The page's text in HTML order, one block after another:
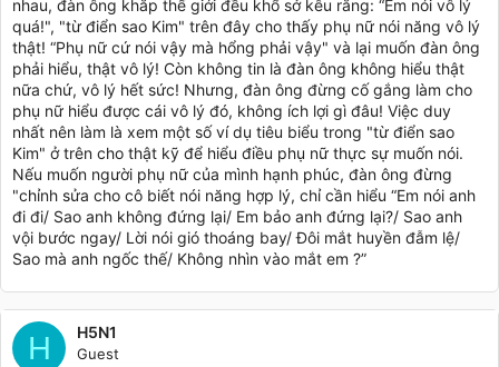
nhau, đàn ông khắp thế giới đều khổ sở kêu rằng: “Em nói vô lý
quá!", "từ điển sao Kim" trên đây cho thấy phụ nữ nói năng vô lý
thật! “Phụ nữ cứ nói vậy mà hổng phải vậy" và lại muốn đàn ông
phải hiểu, thật vô lý! Còn không tin là đàn ông không hiểu thật
nữa chứ, vô lý hết sức! Nhưng, đàn ông đừng cố gắng làm cho
phụ nữ hiểu được cái vô lý đó, không ích lợi gì đâu! Việc duy
nhất nên làm là xem một số ví dụ tiêu biểu trong "từ điển sao
Kim" ở trên cho thật kỹ để hiểu điều phụ nữ thực sự muốn nói.
Nếu muốn người phụ nữ của mình hạnh phúc, đàn ông đừng
"chỉnh sửa cho cô biết nói năng hợp lý, chỉ cần hiểu “Em nói anh
đi đi/ Sao anh không đứng lại/ Em bảo anh đứng lại?/ Sao anh
vội bước ngay/ Lời nói gió thoáng bay/ Đôi mắt huyền đẫm lệ/
Sao mà anh ngốc thế/ Không nhìn vào mắt em ?”
H H5N1
Guest